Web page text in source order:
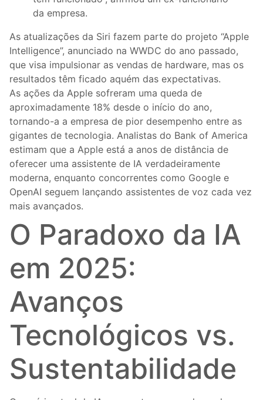
da empresa.
As atualizações da Siri fazem parte do projeto “Apple
Intelligence”, anunciado na WWDC do ano passado,
que visa impulsionar as vendas de hardware, mas os
resultados têm ficado aquém das expectativas.
As ações da Apple sofreram uma queda de
aproximadamente 18% desde o início do ano,
tornando-a a empresa de pior desempenho entre as
gigantes de tecnologia. Analistas do Bank of America
estimam que a Apple está a anos de distância de
oferecer uma assistente de IA verdadeiramente
moderna, enquanto concorrentes como Google e
OpenAI seguem lançando assistentes de voz cada vez
mais avançados.
O Paradoxo da IA
em 2025:
Avanços
Tecnológicos vs.
Sustentabilidade